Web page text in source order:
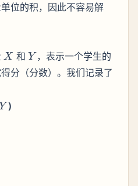
位的积，因此不容易解
X
X 和 Y
Y ，表示一个学生的
分（分数）。我们记录了
Y )